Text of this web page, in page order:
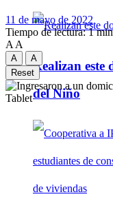
Realizan este
del Niño
11 de mayo de 2022
Tiempo de lectura: 1
A A
A
A
Reset